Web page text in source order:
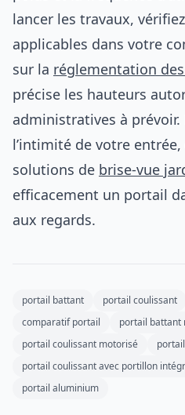
lancer les travaux,
applicables dans votre
sur la réglementation
précise les hauteurs
administratives à
l’intimité de votre entrée,
solutions de brise-vue
efficacement un portail
aux regards.
portail battant portail coulissant
comparatif portail
portail battant
portail coulissant motorisé
portail coulissant avec portillon
portail aluminium